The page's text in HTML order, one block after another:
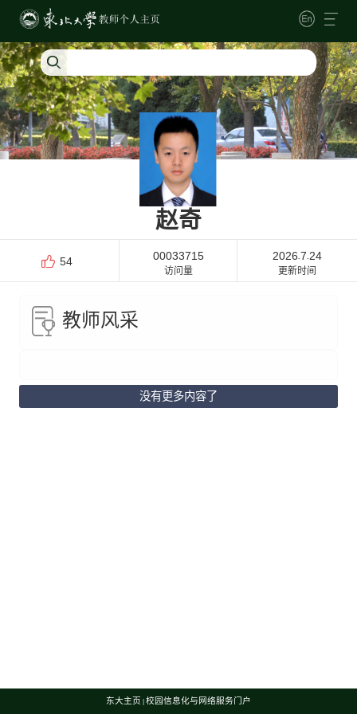
赵奇
54 00033715
访问量
2026-7-24
更新时间
教师风采
没有更多内容了
东大主页 | 校园信息化与网络服务门户